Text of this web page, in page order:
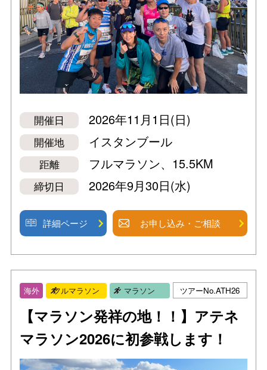
開催日 2026年11月1日(日)
開催地 イスタンブール
距離 フルマラソン、15.5KM
締切日 2026年9月30日(水)
詳細ページ お申し込み・ご相談
海外 フルマラソン マラソン ツアーNo.ATH26
【マラソン発祥の地！！】アテネ
マラソン2026に初参戦します！